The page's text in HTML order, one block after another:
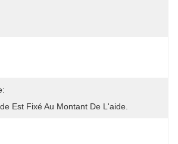
Est Fixé Au Montant De L'aide.